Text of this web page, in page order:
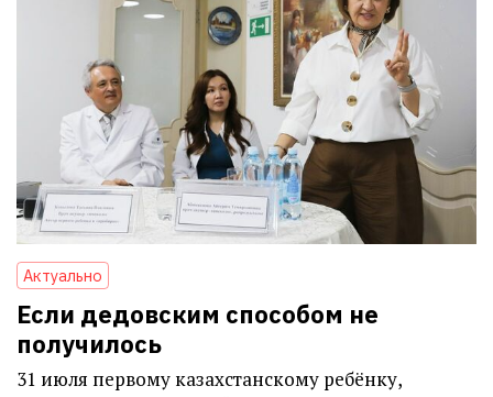
Актуально
Если дедовским способом не
получилось
31 июля первому казахстанскому ребёнку,